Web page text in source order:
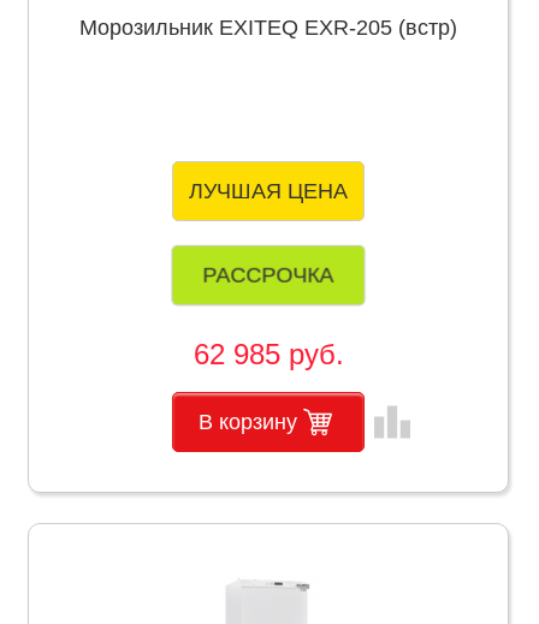
Морозильник EXITEQ EXR-205 (встр)
ЛУЧШАЯ ЦЕНА
РАССРОЧКА
62 985 руб.
В корзину leaderboard